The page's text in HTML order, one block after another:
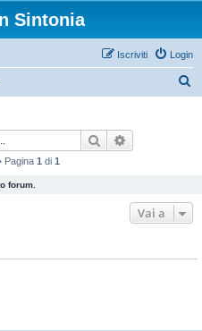
Sintonia
Login
Iscriviti
Cerca
Pagina 1 di 1
forum.
Vai a